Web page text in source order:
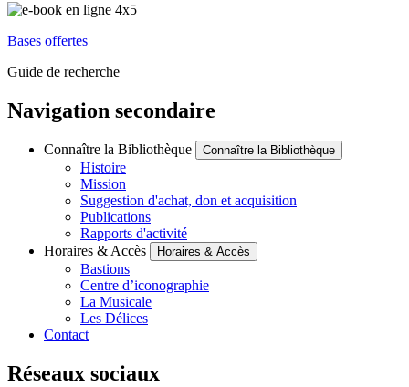
Bases offertes
Guide de recherche
Navigation secondaire
Connaître la Bibliothèque Connaître la Bibliothèque
Histoire
Mission
Suggestion d'achat, don et acquisition
Publications
Rapports d'activité
Horaires & Accès
Horaires & Accès
Bastions
Centre d’iconographie
La Musicale
Les Délices
Contact
Réseaux sociaux